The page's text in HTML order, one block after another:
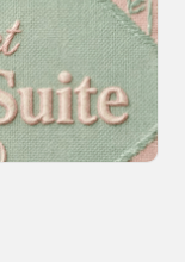
place. We
finally